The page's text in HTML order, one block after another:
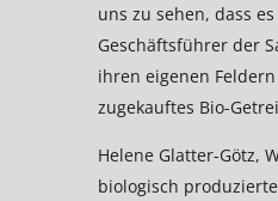
uns zu sehen, dass
Geschäftsführer der
ihren eigenen
zugekauftes Bio-
Helene Glatter-Götz,
biologisch